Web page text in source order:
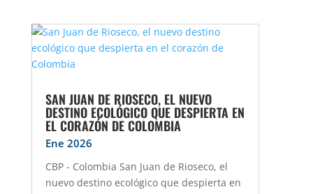
SAN JUAN DE RIOSECO, EL NUEVO
DESTINO ECOLÓGICO QUE DESPIERTA EN
EL CORAZÓN DE COLOMBIA
Ene 2026
CBP - Colombia San Juan de Rioseco, el
nuevo destino ecológico que despierta en